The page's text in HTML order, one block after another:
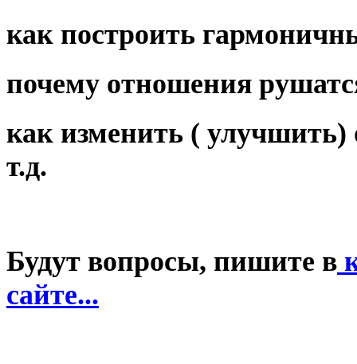
как построить
почему отношения
как изменить (
т.д.
Будут вопросы, пишите в
сайте...